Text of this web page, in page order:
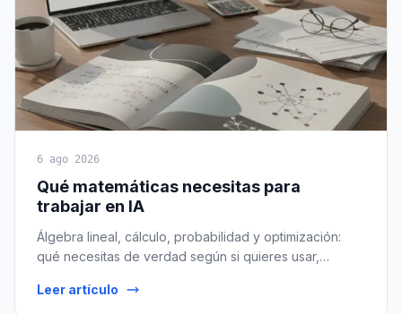
6 ago 2026
Qué matemáticas necesitas para
trabajar en IA
Álgebra lineal, cálculo, probabilidad y optimización:
qué necesitas de verdad según si quieres usar,
Leer artículo